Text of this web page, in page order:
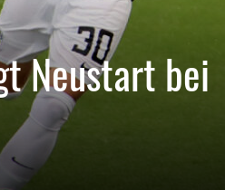
Neustart bei